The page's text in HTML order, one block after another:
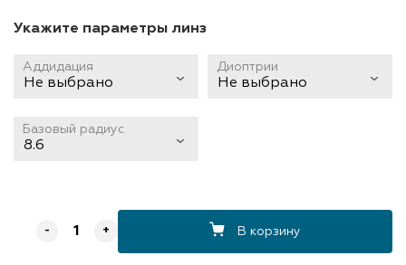
Укажите параметры линз
Аддидация
Не выбрано
Диоптрии
Не выбрано
Базовый радиус
8.6
- + В корзину